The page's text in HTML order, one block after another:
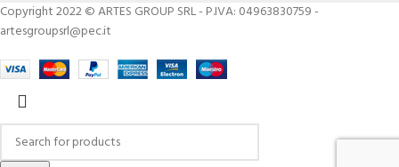
Copyright 2022 © ARTES GROUP SRL - P.IVA: 04963830759 -
artesgroupsrl@pec.it